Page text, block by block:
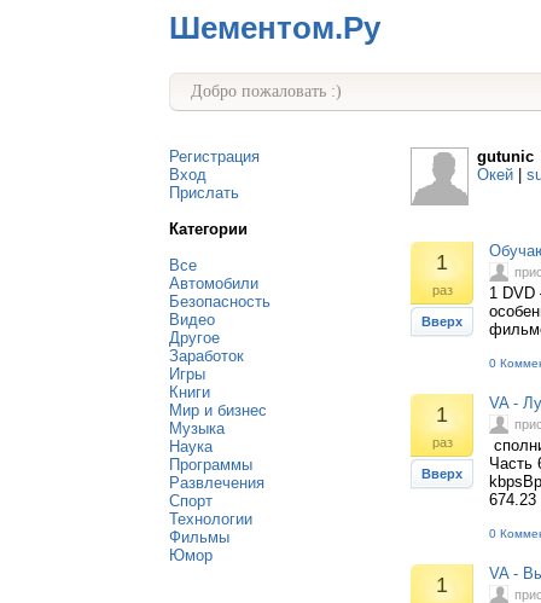
Шементом.Ру
Добро пожаловать :)
Регистрация
Вход
Прислать
Категории
Все
Автомобили
Безопасность
Видео
Другое
Заработок
Игры
Книги
Мир и бизнес
Музыка
Наука
Программы
Развлечения
Спорт
Технологии
Фильмы
Юмор
gutunic
Окей
1
раз
Вверх
1 DVD
0
1
раз
Вверх
VA -
Часть
674.23
0
1 VA -